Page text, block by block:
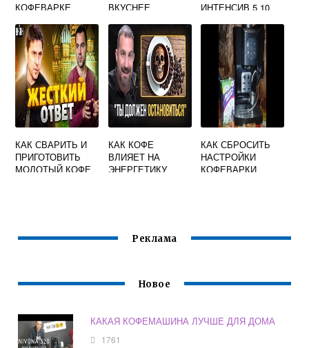
КОФЕВАРКЕ
ВКУСНЕЕ
ИНТЕНСИВ 5 10
КАК СВАРИТЬ И
ПРИГОТОВИТЬ
МОЛОТЫЙ КОФЕ
КАК КОФЕ
ВЛИЯЕТ НА
ЭНЕРГЕТИКУ
КАК СБРОСИТЬ
НАСТРОЙКИ
КОФЕВАРКИ
Реклама
Новое
КАКАЯ КОФЕМАШИНА ЛУЧШЕ ДЛЯ ДОМА
1761